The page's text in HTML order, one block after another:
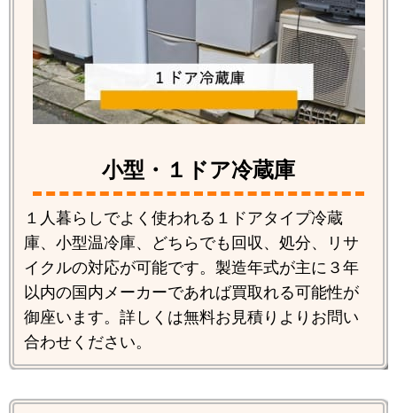
小型・１ドア冷蔵庫
１人暮らしでよく使われる１ドアタイプ冷蔵
庫、小型温冷庫、どちらでも回収、処分、リサ
イクルの対応が可能です。製造年式が主に３年
以内の国内メーカーであれば買取れる可能性が
御座います。詳しくは無料お見積りよりお問い
合わせください。